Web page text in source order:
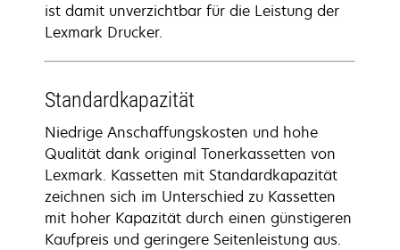
ist damit unverzichtbar für die Leistung der
Lexmark Drucker.
Standardkapazität
Niedrige Anschaffungskosten und hohe
Qualität dank original Tonerkassetten von
Lexmark. Kassetten mit Standardkapazität
zeichnen sich im Unterschied zu Kassetten
mit hoher Kapazität durch einen günstigeren
Kaufpreis und geringere Seitenleistung aus.